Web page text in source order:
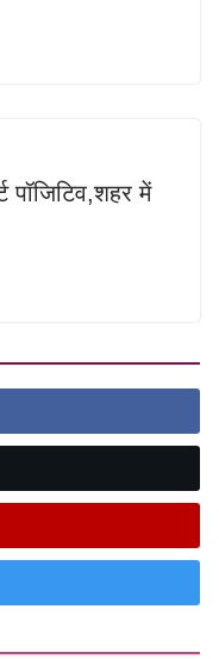
पॉजिटिव,शहर में